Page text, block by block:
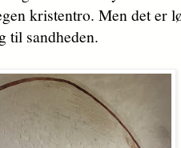
kristentro. Men det er
til sandheden.